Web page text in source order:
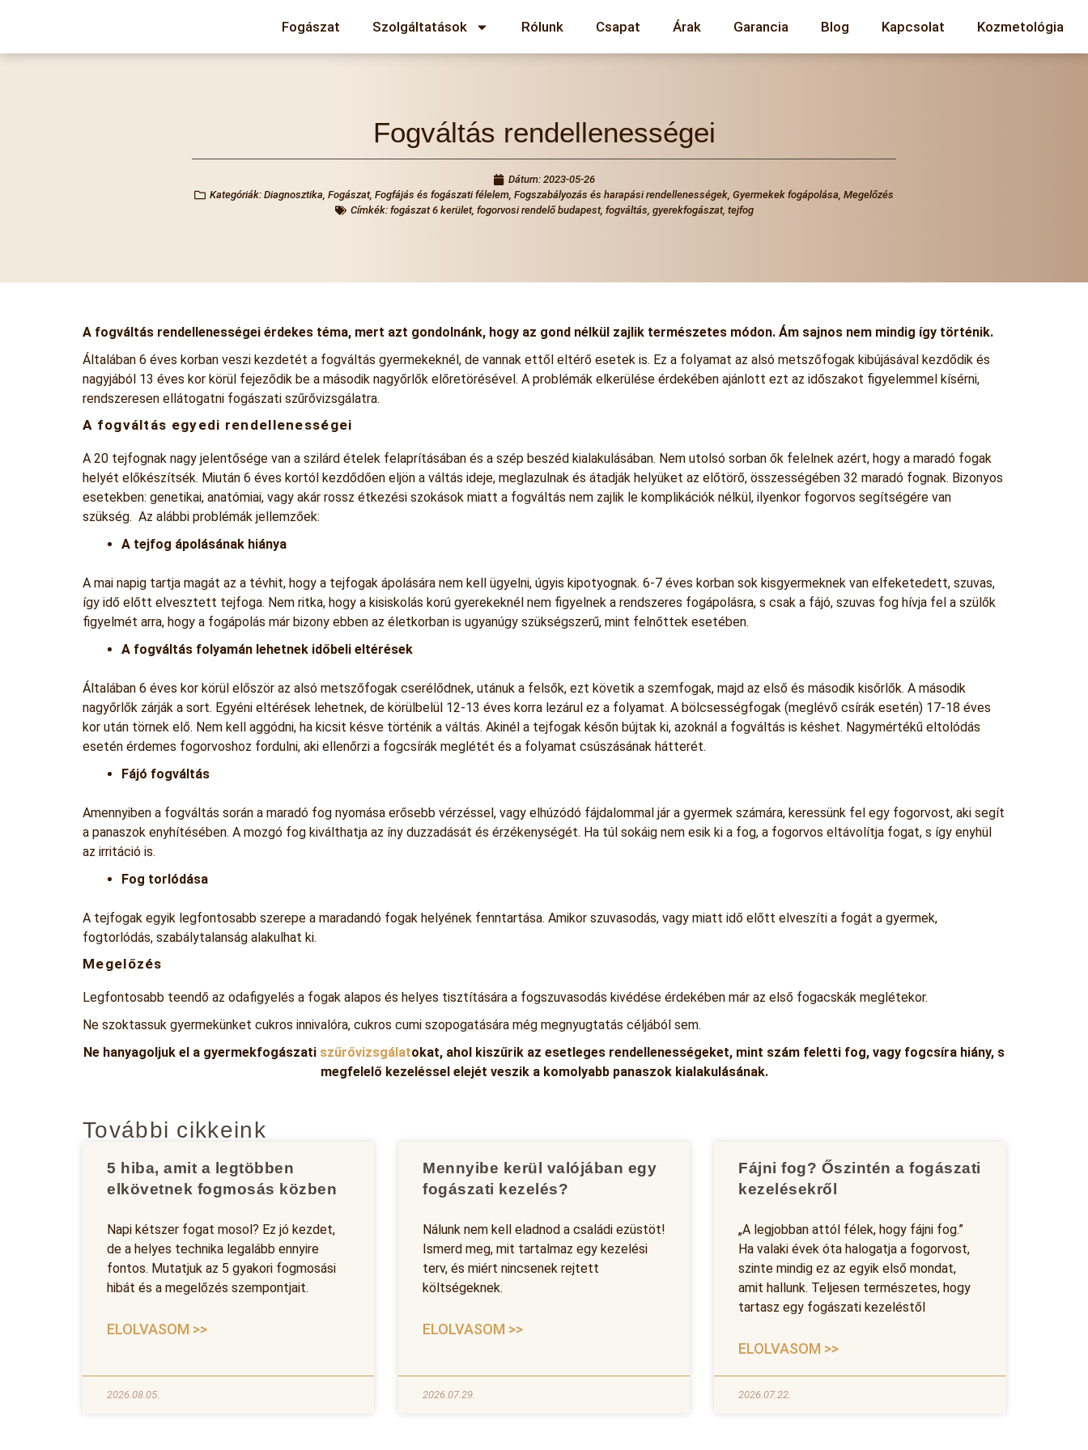
Fogászat Szolgáltatások Rólunk Csapat Árak Garancia Blog Kapcsolat Kozmetológia
Fogváltás rendellenességei
Dátum: 2023-05-26
Kategóriák: Diagnosztika, Fogászat, Fogfájás és fogászati félelem, Fogszabályozás és harapási rendellenességek, Gyermekek fogápolása, Megelőzés
Címkék: fogászat 6 kerület, fogorvosi rendelő budapest, fogváltás, gyerekfogászat, tejfog
A fogváltás rendellenességei érdekes téma, mert azt gondolnánk, hogy az gond nélkül zajlik természetes módon. Ám sajnos nem mindig így történik.
Általában 6 éves korban veszi kezdetét a fogváltás gyermekeknél, de vannak ettől eltérő esetek is. Ez a folyamat az alsó metszőfogak kibújásával kezdődik és
nagyjából 13 éves kor körül fejeződik be a második nagyőrlők előretörésével. A problémák elkerülése érdekében ajánlott ezt az időszakot figyelemmel kísérni,
rendszeresen ellátogatni fogászati szűrővizsgálatra.
A fogváltás egyedi rendellenességei
A 20 tejfognak nagy jelentősége van a szilárd ételek felaprításában és a szép beszéd kialakulásában. Nem utolsó sorban ők felelnek azért, hogy a maradó fogak
helyét előkészítsék. Miután 6 éves kortól kezdődően eljön a váltás ideje, meglazulnak és átadják helyüket az előtörő, összességében 32 maradó fognak. Bizonyos
esetekben: genetikai, anatómiai, vagy akár rossz étkezési szokások miatt a fogváltás nem zajlik le komplikációk nélkül, ilyenkor fogorvos segítségére van
szükség. Az alábbi problémák jellemzőek:
A tejfog ápolásának hiánya
A mai napig tartja magát az a tévhit, hogy a tejfogak ápolására nem kell ügyelni, úgyis kipotyognak. 6-7 éves korban sok kisgyermeknek van elfeketedett, szuvas,
így idő előtt elvesztett tejfoga. Nem ritka, hogy a kisiskolás korú gyerekeknél nem figyelnek a rendszeres fogápolásra, s csak a fájó, szuvas fog hívja fel a szülők
figyelmét arra, hogy a fogápolás már bizony ebben az életkorban is ugyanúgy szükségszerű, mint felnőttek esetében.
A fogváltás folyamán lehetnek időbeli eltérések
Általában 6 éves kor körül először az alsó metszőfogak cserélődnek, utánuk a felsők, ezt követik a szemfogak, majd az első és második kisőrlők. A második
nagyőrlők zárják a sort. Egyéni eltérések lehetnek, de körülbelül 12-13 éves korra lezárul ez a folyamat. A bölcsességfogak (meglévő csírák esetén) 17-18 éves
kor után törnek elő. Nem kell aggódni, ha kicsit késve történik a váltás. Akinél a tejfogak későn bújtak ki, azoknál a fogváltás is késhet. Nagymértékű eltolódás
esetén érdemes fogorvoshoz fordulni, aki ellenőrzi a fogcsírák meglétét és a folyamat csúszásának hátterét.
Fájó fogváltás
Amennyiben a fogváltás során a maradó fog nyomása erősebb vérzéssel, vagy elhúzódó fájdalommal jár a gyermek számára, keressünk fel egy fogorvost, aki segít
a panaszok enyhítésében. A mozgó fog kiválthatja az íny duzzadását és érzékenységét. Ha túl sokáig nem esik ki a fog, a fogorvos eltávolítja fogat, s így enyhül
az irritáció is.
Fog torlódása
A tejfogak egyik legfontosabb szerepe a maradandó fogak helyének fenntartása. Amikor szuvasodás, vagy miatt idő előtt elveszíti a fogát a gyermek,
fogtorlódás, szabálytalanság alakulhat ki.
Megelőzés
Legfontosabb teendő az odafigyelés a fogak alapos és helyes tisztítására a fogszuvasodás kivédése érdekében már az első fogacskák meglétekor.
Ne szoktassuk gyermekünket cukros innivalóra, cukros cumi szopogatására még megnyugtatás céljából sem.
Ne hanyagoljuk el a gyermekfogászati szűrővizsgálatokat, ahol kiszűrik az esetleges rendellenességeket, mint szám feletti fog, vagy fogcsíra hiány, s
megfelelő kezeléssel elejét veszik a komolyabb panaszok kialakulásának.
További cikkeink
5 hiba, amit a legtöbben
elkövetnek fogmosás közben
Napi kétszer fogat mosol? Ez jó kezdet,
de a helyes technika legalább ennyire
fontos. Mutatjuk az 5 gyakori fogmosási
hibát és a megelőzés szempontjait.
ELOLVASOM >>
2026.08.05.
Mennyibe kerül valójában egy
fogászati kezelés?
Nálunk nem kell eladnod a családi ezüstöt!
Ismerd meg, mit tartalmaz egy kezelési
terv, és miért nincsenek rejtett
költségeknek.
ELOLVASOM >>
2026.07.29.
Fájni fog? Őszintén a fogászati
kezelésekről
„A legjobban attól félek, hogy fájni fog.”
Ha valaki évek óta halogatja a fogorvost,
szinte mindig ez az egyik első mondat,
amit hallunk. Teljesen természetes, hogy
tartasz egy fogászati kezeléstől
ELOLVASOM >>
2026.07.22.